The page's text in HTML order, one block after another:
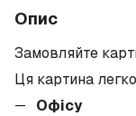
Опис
Замовляйте
Ця картина
Офісу